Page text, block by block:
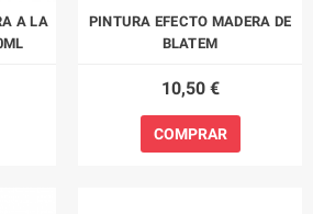
A LA
PINTURA EFECTO MADERA DE
BLATEM
10,50 €
COMPRAR